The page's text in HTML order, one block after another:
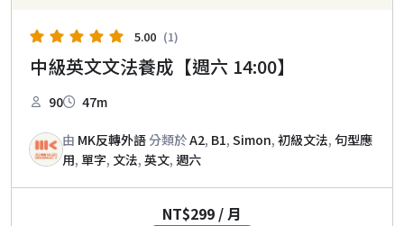
5.00 (1)
中級英文文法養成【週六 14:00】
90 47m
由 MK反轉外語分類於A2, B1, Simon, 初級文法, 句型應
用, 單字, 文法, 英文, 週六
NT$299 / 月